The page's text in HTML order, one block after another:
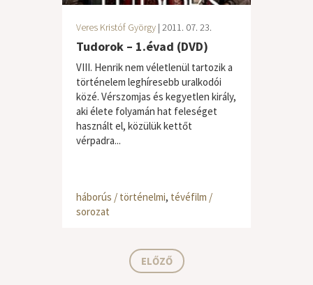
Veres Kristóf György | 2011. 07. 23.
Tudorok – 1.évad (DVD)
VIII. Henrik nem véletlenül tartozik a
történelem leghíresebb uralkodói
közé. Vérszomjas és kegyetlen király,
aki élete folyamán hat feleséget
használt el, közülük kettőt
vérpadra...
háborús / történelmi, tévéfilm /
sorozat
ELŐZŐ